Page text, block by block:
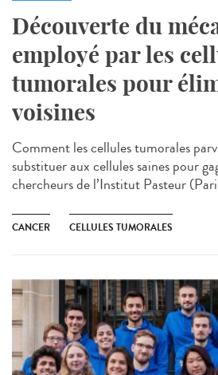
Découverte du
employé par les
tumorales pour
voisines
Comment les cellules tumorales
substituer aux cellules saines pour
chercheurs de l’Institut Pasteur
CANCER CELLULES TUMORALES